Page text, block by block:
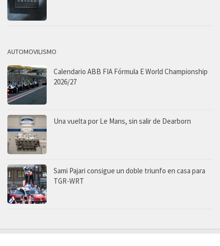
AUTOMOVILISMO
Calendario ABB FIA Fórmula E World Championship
2026/27
Una vuelta por Le Mans, sin salir de Dearborn
Sami Pajari consigue un doble triunfo en casa para
TGR-WRT